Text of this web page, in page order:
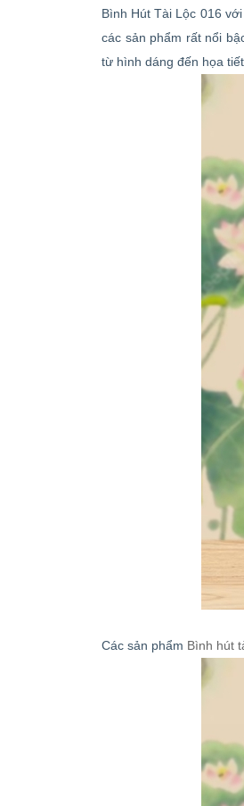
Bình Hút Tài Lộc 016
các sản phẩm rất nổi
từ hình dáng đến họa
Các sản phẩm Bình hút